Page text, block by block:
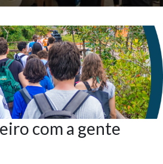
com a gente